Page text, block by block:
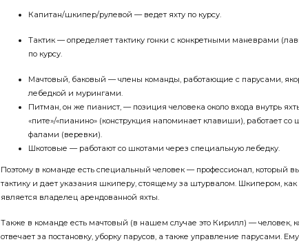
Капитан/шкипер/рулевой — ведет яхту по курсу.
Тактик — определяет тактику гонки с конкретными маневрами
по курсу.
Мачтовый, баковый — члены команды, работающие с парусами,
лебедкой и мурингами.
Питман, он же пианист, — позиция человека около входа внутрь
«пите»/«пианино» (конструкция напоминает клавиши), работает со
фалами (веревки).
Шкотовые — работают со шкотами через специальную лебедку.
Поэтому в команде есть специальный человек — профессионал, который
тактику и дает указания шкиперу, стоящему за штурвалом. Шкипером, как
является владелец арендованной яхты.
Также в команде есть мачтовый (в нашем случае это Кирилл) — человек,
отвечает за постановку, уборку парусов, а также управление парусами.